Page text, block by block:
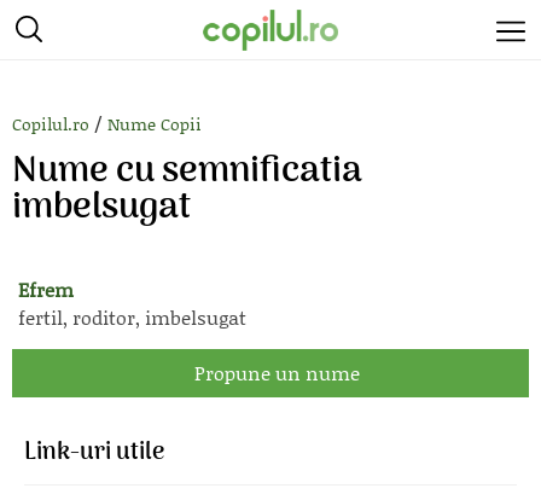
Copilul.ro / Nume Copii
Nume cu semnificatia
imbelsugat
Efrem
fertil, roditor, imbelsugat
Propune un nume
Link-uri utile